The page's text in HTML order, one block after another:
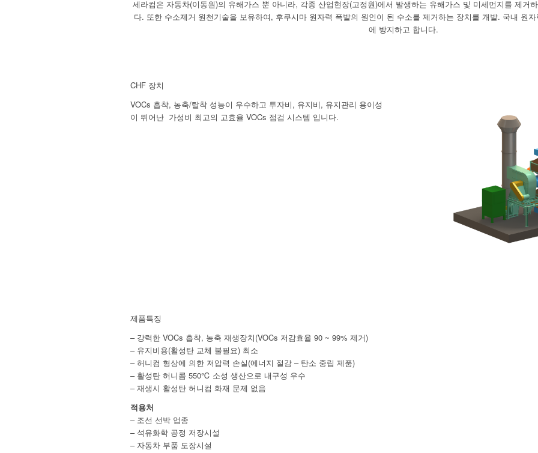
세라컴은 자동차(이동원)의 유해가스 뿐 아니라, 각종 산업현장(고정원)에서 발생하는 유해가스 및 미세먼지를 제거
다. 또한 수소제거 원천기술을 보유하여, 후쿠시마 원자력 폭발의 원인이 된 수소를 제거하는 장치를 개발. 국내 원
에 방지하고 합니다.
CHF 장치
VOCs 흡착, 농축/탈착 성능이 우수하고 투자비, 유지비, 유지관리 용이성
이 뛰어난 가성비 최고의 고효율 VOCs 점검 시스템 입니다.
제품특징
– 강력한 VOCs 흡착, 농축 재생장치(VOCs 저감효율 90 ~ 99% 제거)
– 유지비용(활성탄 교체 불필요) 최소
– 허니컴 형상에 의한 저압력 손실(에너지 절감 – 탄소 중립 제품)
– 활성탄 허니콤 550℃ 소성 생산으로 내구성 우수
– 재생시 활성탄 허니컴 화재 문제 없음
적용처
– 조선 선박 업종
– 석유화학 공정 저장시설
– 자동차 부품 도장시설